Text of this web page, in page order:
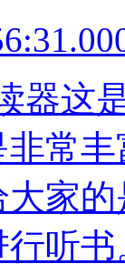
器这
常
家
听